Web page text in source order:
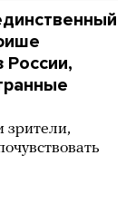
России,
зрители,